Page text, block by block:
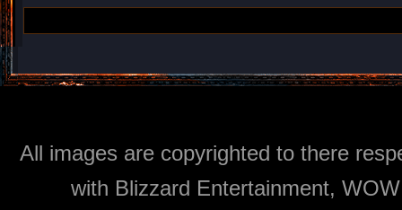
All images are copyrighted to there
with Blizzard Entertainment,